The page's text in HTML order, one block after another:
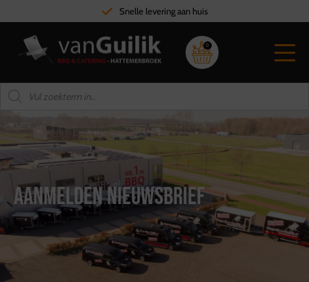
Snelle levering aan huis
0
Aanmelden nieuwsbrief